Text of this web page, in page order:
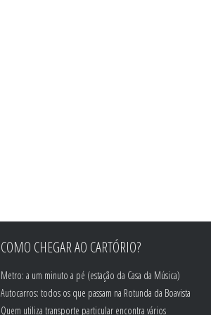
COMO CHEGAR AO CARTÓRIO?
Metro: a um minuto a pé (estação da Casa da Música)
Autocarros: todos os que passam na Rotunda da Boavista
Quem utiliza transporte particular encontra vários